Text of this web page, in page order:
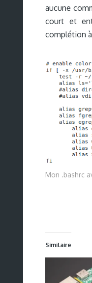
aucune
court et
complétion
Mon .bashrc
Similaire